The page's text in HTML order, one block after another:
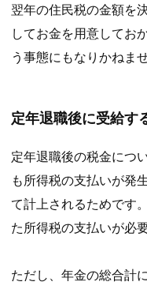
翌年の住民税の金額を
してお金を用意してお
う事態にもなりかねま
定年退職後に受給す
定年退職後の税金につ
も所得税の支払いが発
て計上されるためです
た所得税の支払いが必
ただし、年金の総合計